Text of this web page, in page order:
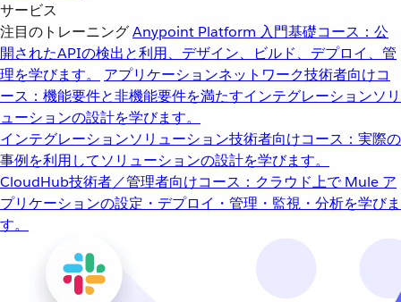
サービス
注目のトレーニングAnypoint Platform 入門基礎コース：公
開されたAPIの検出と利用、デザイン、ビルド、デプロイ、管
理を学びます。
アプリケーションネットワーク技術者向けコ
ース：機能要件と非機能要件を満たすインテグレーションソリ
ューションの設計を学びます。
インテグレーションソリューション技術者向けコース：実際の
事例を利用してソリューションの設計を学びます。
CloudHub技術者／管理者向けコース：クラウド上で Mule ア
プリケーションの設定・デプロイ・管理・監視・分析を学びま
す。